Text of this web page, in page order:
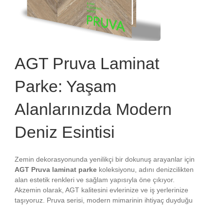
AGT Pruva Laminat
Parke: Yaşam
Alanlarınızda Modern
Deniz Esintisi
Zemin dekorasyonunda yenilikçi bir dokunuş arayanlar için
AGT Pruva laminat parkekoleksiyonu, adını denizcilikten
alan estetik renkleri ve sağlam yapısıyla öne çıkıyor.
Akzemin olarak, AGT kalitesini evlerinize ve iş yerlerinize
taşıyoruz. Pruva serisi, modern mimarinin ihtiyaç duyduğu